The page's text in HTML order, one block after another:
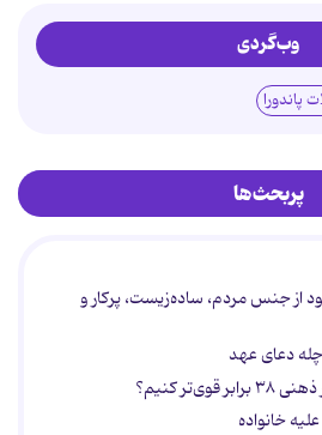
وب‌گردی
پاندورا
پربحث‌ها
از جنس مردم، ساده‌زیست، پرکار و
دعای عهد
کنیم؟